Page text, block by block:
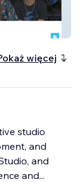
więcej
studio
and
and
and...